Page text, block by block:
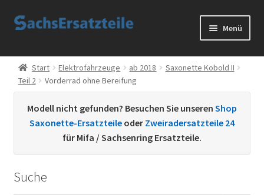
Zur
Zum
Menü
Start
AGB
Datenschutzerklärung
Kontakt
Start Elektrofahrzeuge ab 2018
Saxonette Kobold II
Teil 2
Vorderrad ohne Bereifung
Modell nicht gefunden? Besuchen Sie unseren Shop
Saxonette-Ersatzteile oder Zweiradersatzteile 24
für Mifa / Sachsenring Ersatzteile.
Suche